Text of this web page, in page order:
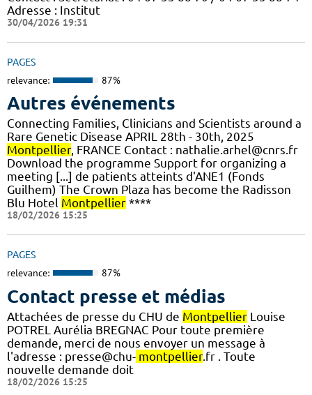
Adresse : Institut
30/04/2026 19:31
PAGES
relevance: 87%
Autres événements
Connecting Families, Clinicians and Scientists around a
Rare Genetic Disease APRIL 28th - 30th, 2025
Montpellier, FRANCE Contact : nathalie.arhel@cnrs.fr
Download the programme Support for organizing a
meeting [...] de patients atteints d'ANE1 (Fonds
Guilhem) The Crown Plaza has become the Radisson
Blu Hotel Montpellier ****
18/02/2026 15:25
PAGES
relevance: 87%
Contact presse et médias
Attachées de presse du CHU de Montpellier Louise
POTREL Aurélia BREGNAC Pour toute première
demande, merci de nous envoyer un message à
l'adresse : presse@chu- montpellier.fr . Toute
nouvelle demande doit
18/02/2026 15:25